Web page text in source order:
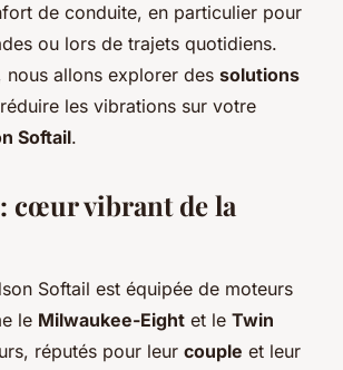
de conduite, en particulier pour
ou lors de trajets quotidiens.
nous allons explorer des solutions
les vibrations sur votre
Softail.
cœur vibrant de la
Softail est équipée de moteurs
le Milwaukee-Eight et le Twin
réputés pour leur couple et leur